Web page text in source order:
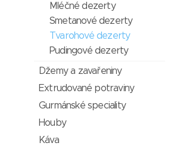
Mléčné dezerty
Smetanové dezerty
Tvarohové dezerty
Pudingové dezerty
Džemy a zavařeniny
Extrudované potraviny
Gurmánské speciality
Houby
Káva